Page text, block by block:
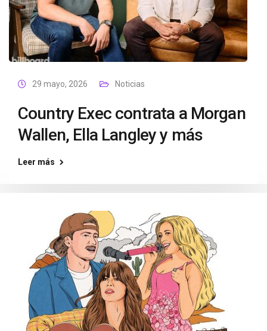
29 mayo, 2026 Noticias
Country Exec contrata a Morgan
Wallen, Ella Langley y más
Leer más